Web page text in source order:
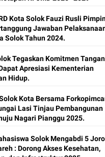
Kota Solok Fauzi Rusli
Jawaban
Solok Tahun 2024.
Tegaskan Komitmen
Apresiasi Kementerian
Hidup.
Kota Bersama
Lasi Tinjau Pembangunan
Nagari Pianggu 2025.
Solok Mengabdi 5
: Dorong Akses Kesehatan,